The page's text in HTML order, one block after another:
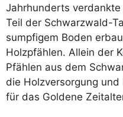
Jahrhunderts
Teil der Schwarzwald-
sumpfigem Boden
Holzpfählen. Allein der
Pfählen aus dem
die Holzversorgung
für das Goldene